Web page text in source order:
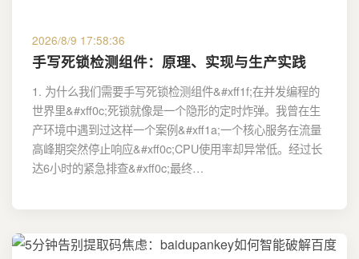
2026/8/9 17:58:36
手写死锁检测组件：原理、实现与生产实践
1. 为什么我们需要手写死锁检测组件&#xff1f;在并发编程的
世界里&#xff0c;死锁就像是一个隐形的定时炸弹。我曾在生
产环境中遇到过这样一个案例&#xff1a;一个核心服务在流量
高峰期突然停止响应&#xff0c;CPU使用率却异常低。经过长
达6小时的紧急排查&#xff0c;最终…